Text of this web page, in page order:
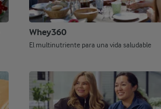
Whey360
El multinutriente para una vida saludable